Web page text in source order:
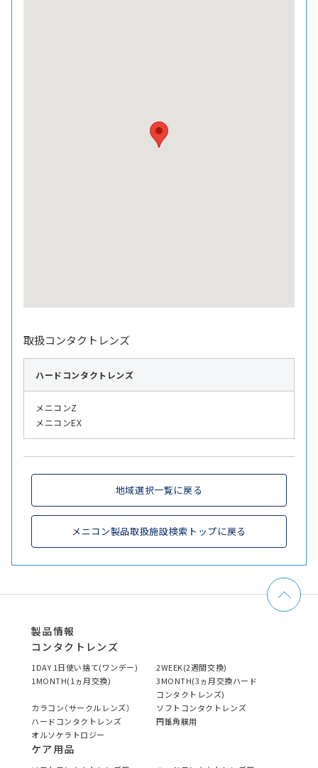
取扱コンタクトレンズ
ハード コンタクトレンズ
メニコンZ
メニコンEX
地域選択一覧に戻る
メニコン製品取扱施設検索トップに戻る
製品情報
コンタクトレンズ
1DAY 1日使い捨て(ワンデー)
2WEEK(2週間交換)
1MONTH(1ヵ月交換)
3MONTH(3ヵ月交換ハード
コンタクトレンズ)
カラコン（サークルレンズ）
ソフトコンタクトレンズ
ハードコンタクトレンズ
円錐角膜用
オルソケラトロジー
ケア用品